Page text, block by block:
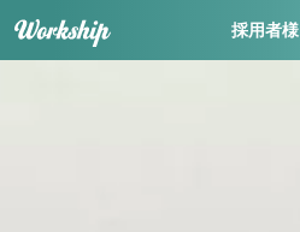
採用者様